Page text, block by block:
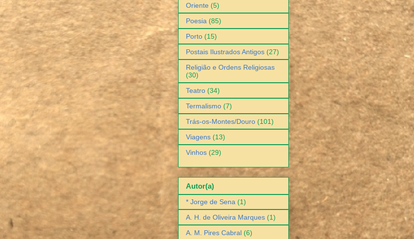
Oriente (5)
Poesia (85)
Porto (15)
Postais Ilustrados Antigos (27)
Religião e Ordens Religiosas
(30)
Teatro (34)
Termalismo (7)
Trás-os-Montes/Douro (101)
Viagens (13)
Vinhos (29)
Autor(a)
* Jorge de Sena (1)
A. H. de Oliveira Marques (1)
A. M. Pires Cabral (6)